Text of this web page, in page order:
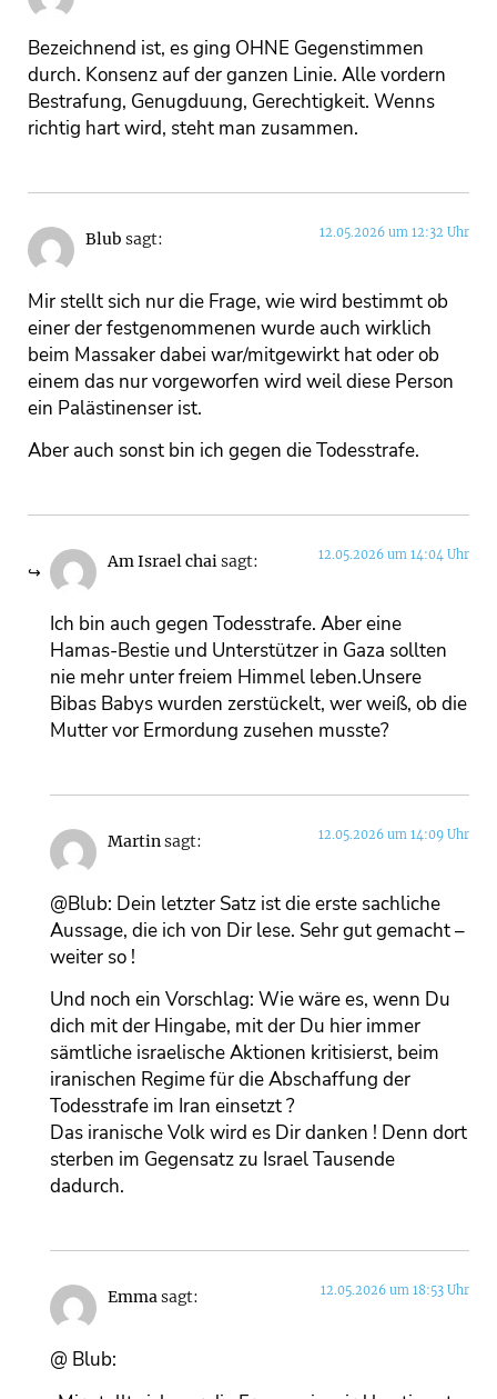
Bezeichnend ist, es ging OHNE Gegenstimmen
durch. Konsenz auf der ganzen Linie. Alle vordern
Bestrafung, Genugduung, Gerechtigkeit. Wenns
richtig hart wird, steht man zusammen.
Blub sagt: 12.05.2026 um 12:32 Uhr
Mir stellt sich nur die Frage, wie wird bestimmt ob
einer der festgenommenen wurde auch wirklich
beim Massaker dabei war/mitgewirkt hat oder ob
einem das nur vorgeworfen wird weil diese Person
ein Palästinenser ist.
Aber auch sonst bin ich gegen die Todesstrafe.
Am Israel chaisagt: 12.05.2026 um 14:04 Uhr
Ich bin auch gegen Todesstrafe. Aber eine
Hamas-Bestie und Unterstützer in Gaza sollten
nie mehr unter freiem Himmel leben.Unsere
Bibas Babys wurden zerstückelt, wer weiß, ob die
Mutter vor Ermordung zusehen musste?
Martinsagt: 12.05.2026 um 14:09 Uhr
@Blub: Dein letzter Satz ist die erste sachliche
Aussage, die ich von Dir lese. Sehr gut gemacht –
weiter so !
Und noch ein Vorschlag: Wie wäre es, wenn Du
dich mit der Hingabe, mit der Du hier immer
sämtliche israelische Aktionen kritisierst, beim
iranischen Regime für die Abschaffung der
Todesstrafe im Iran einsetzt ?
Das iranische Volk wird es Dir danken ! Denn dort
sterben im Gegensatz zu Israel Tausende
dadurch.
Emmasagt: 12.05.2026 um 18:53 Uhr
@ Blub: